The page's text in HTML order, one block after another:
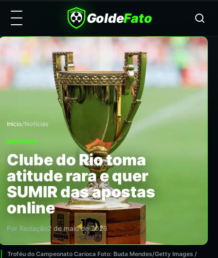
GoldeFato
Início/Notícias
NOTÍCIAS
Clube do Rio toma
atitude rara e quer
SUMIR das apostas
online
Por Redação2 de maio de 2026
Troféu do Campeonato Carioca Foto: Buda Mendes/Getty Images /